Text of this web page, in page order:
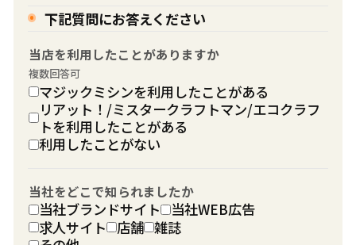
下記質問にお答えください
当店を利用したことがありますか
複数回答可
マジックミシンを利用したことがある
リアット！/ミスタークラフトマン/エコクラフ
トを利用したことがある
利用したことがない
当社をどこで知られましたか
当社ブランドサイト 当社WEB広告
求人サイト 店舗 雑誌